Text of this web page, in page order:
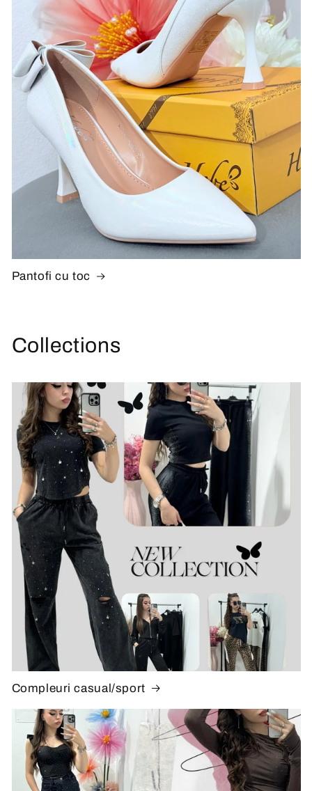
Pantofi cu toc
Collections
Compleuri casual/sport